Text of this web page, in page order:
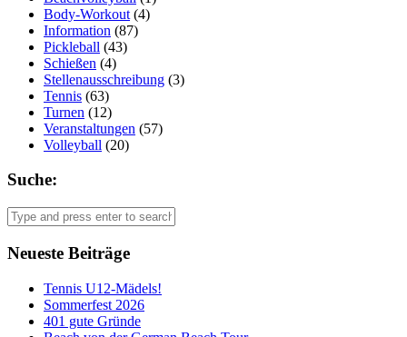
Body-Workout (4)
Information (87)
Pickleball (43)
Schießen (4)
Stellenausschreibung (3)
Tennis (63)
Turnen (12)
Veranstaltungen (57)
Volleyball (20)
Suche:
Neueste Beiträge
Tennis U12-Mädels!
Sommerfest 2026
401 gute Gründe